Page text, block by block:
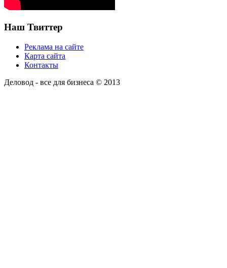
Наш Твиттер
Реклама на сайте
Карта сайта
Контакты
Деловод - все для бизнеса © 2013